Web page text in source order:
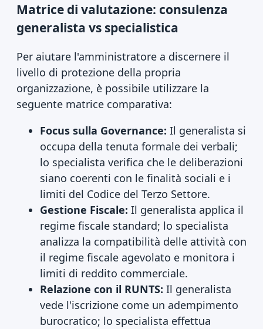
Matrice di valutazione: consulenza
generalista vs specialistica
Per aiutare l'amministratore a discernere il
livello di protezione della propria
organizzazione, è possibile utilizzare la
seguente matrice comparativa:
Focus sulla Governance: Il generalista si
occupa della tenuta formale dei verbali;
lo specialista verifica che le deliberazioni
siano coerenti con le finalità sociali e i
limiti del Codice del Terzo Settore.
Gestione Fiscale: Il generalista applica il
regime fiscale standard; lo specialista
analizza la compatibilità delle attività con
il regime fiscale agevolato e monitora i
limiti di reddito commerciale.
Relazione con il RUNTS: Il generalista
vede l'iscrizione come un adempimento
burocratico; lo specialista effettua